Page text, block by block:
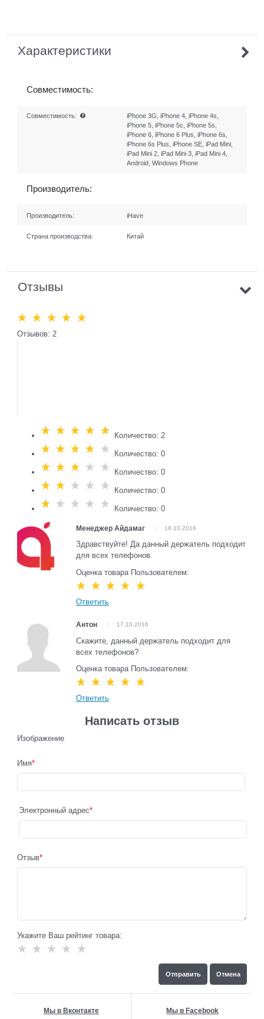
Характеристики
Совместимость:
Совместимость:
iPhone 3G, iPhone 4, iPhone 4s,
iPhone 5, iPhone 5c, iPhone 5s,
iPhone 6, iPhone 6 Plus, iPhone 6s,
iPhone 6s Plus, iPhone SE, iPad Mini,
iPad Mini 2, iPad Mini 3, iPad Mini 4,
Android, Windows Phone
Производитель:
Производитель: iHave
Страна производства: Китай
Отзывы
Отзывов: 2
Количество: 2
Количество: 0
Количество: 0
Количество: 0
Количество: 0
Менеджер Айдамаг 18.10.2016
Здравствуйте! Да данный держатель подходит
для всех телефонов.
Оценка товара Пользователем:
Ответить
Антон 17.10.2016
Скажите, данный держатель подходит для
всех телефонов?
Оценка товара Пользователем:
Ответить
Написать отзыв
Изображение
Имя
Электронный адрес
Отзыв
Укажите Ваш рейтинг товара:
Мы в Вконтакте Мы в Facebook